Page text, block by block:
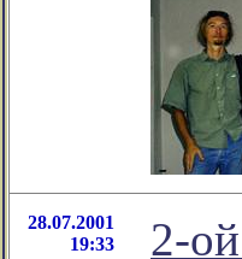
28.07.2001
19:33
2-